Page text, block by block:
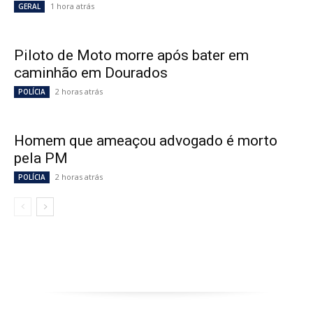
GERAL 1 hora atrás
Piloto de Moto morre após bater em
caminhão em Dourados
POLÍCIA 2 horas atrás
Homem que ameaçou advogado é morto
pela PM
POLÍCIA 2 horas atrás